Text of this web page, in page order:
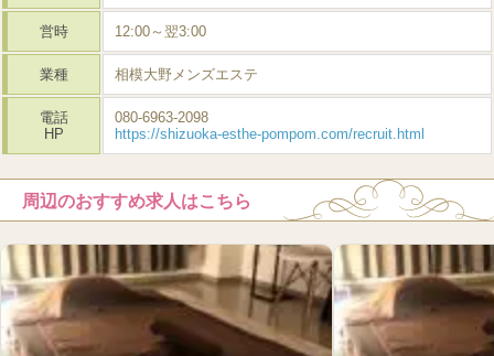
営時 12:00～翌3:00
業種 相模大野メンズエステ
電話
HP
080-6963-2098
https://shizuoka-esthe-pompom.com/recruit.html
周辺のおすすめ求人はこちら